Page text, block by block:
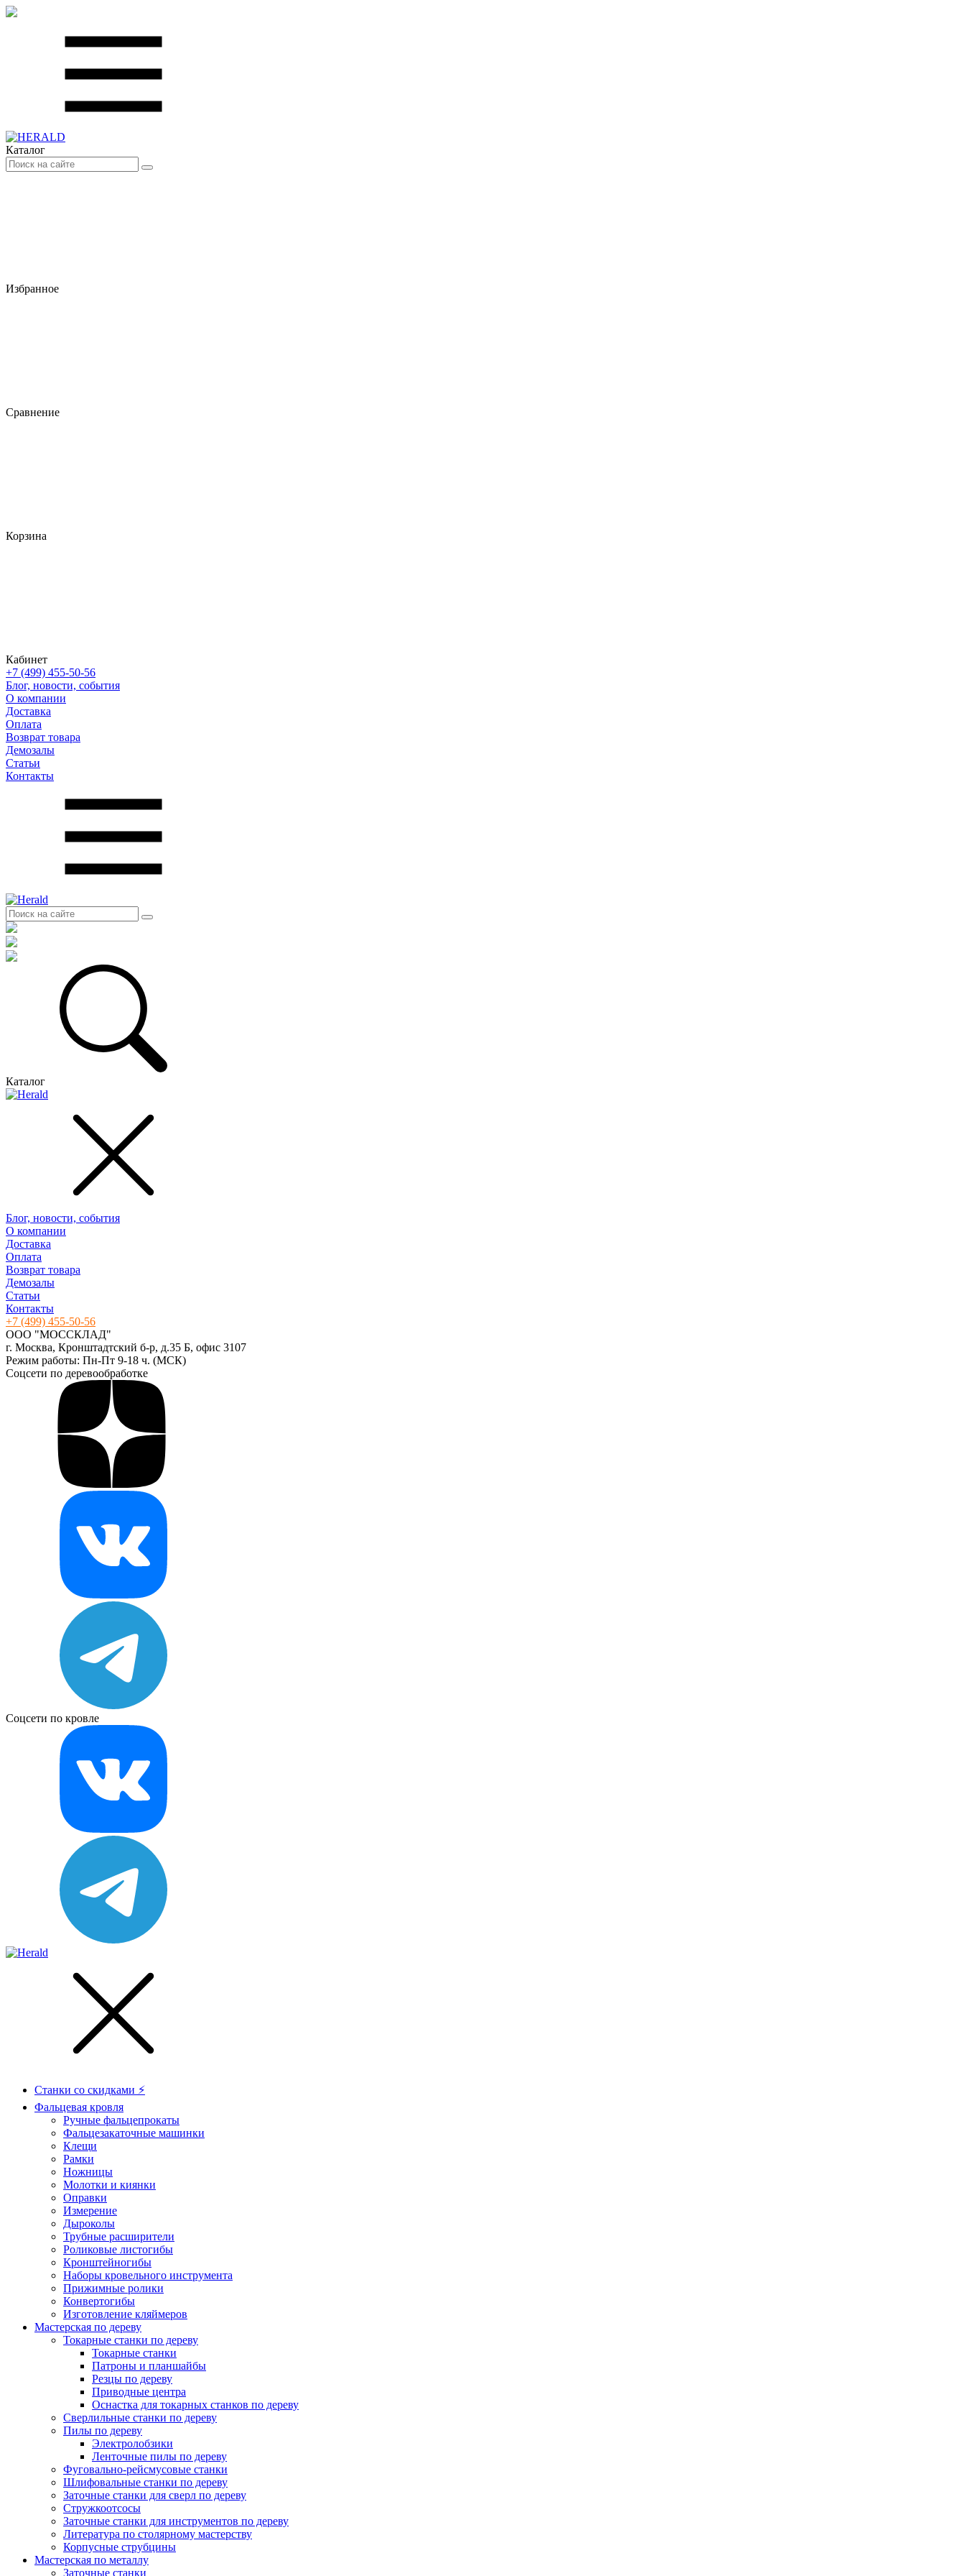
Каталог
Избранное
Сравнение
Корзина
Кабинет
+7 (499) 455-50-56
Блог, новости, события
О компании
Доставка
Оплата
Возврат товара
Демозалы
Статьи
Контакты
Каталог
Блог, новости, события
О компании
Доставка
Оплата
Возврат товара
Демозалы
Статьи
Контакты
+7 (499) 455-50-56
ООО "МОССКЛАД"
г. Москва, Кронштадтский б-р, д.35 Б, офис 3107
Режим работы: Пн-Пт 9-18 ч. (МСК)
Соцсети по деревообработке
Соцсети по кровле
Станки со скидками ⚡
Фальцевая кровля
Ручные фальцепрокаты
Фальцезакаточные машинки
Клещи
Рамки
Ножницы
Молотки и киянки
Оправки
Измерение
Дыроколы
Трубные расширители
Роликовые листогибы
Кронштейногибы
Наборы кровельного инструмента
Прижимные ролики
Конвертогибы
Изготовление кляймеров
Мастерская по дереву
Токарные станки по дереву
Токарные станки
Патроны и планшайбы
Резцы по дереву
Приводные центра
Оснастка для токарных станков по дереву
Сверлильные станки по дереву
Пилы по дереву
Электролобзики
Ленточные пилы по дереву
Фуговально-рейсмусовые станки
Шлифовальные станки по дереву
Заточные станки для сверл по дереву
Стружкоотсосы
Заточные станки для инструментов по дереву
Литература по столярному мастерству
Корпусные струбцины
Мастерская по металлу
Заточные станки